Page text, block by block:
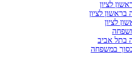
לציון
בראשון לציון
לציון
משפחה
בתל אביב
במשפחה